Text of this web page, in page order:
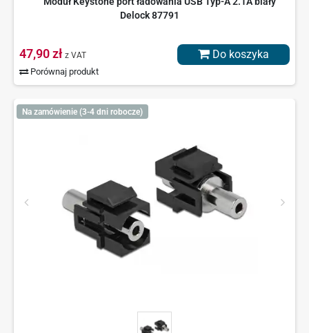
Delock 87791
47,90 zł z VAT
Porównaj produkt
Do koszyka
Na zamówienie (3-4 dni robocze)